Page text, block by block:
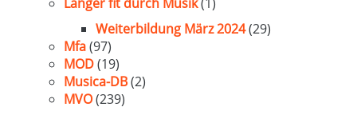
Weiterbildung März 2024(29)
Mfa(97)
MOD(19)
Musica-DB(2)
MVO(239)